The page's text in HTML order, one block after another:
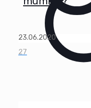
23.06.2020
27